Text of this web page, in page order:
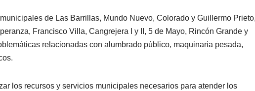
de Las Barrillas, Mundo Nuevo, Colorado y Guillermo
Francisco Villa, Cangrejera I y II, 5 de Mayo, Rincón Grande y
relacionadas con alumbrado público, maquinaria pesada,
los recursos y servicios municipales necesarios para atender los